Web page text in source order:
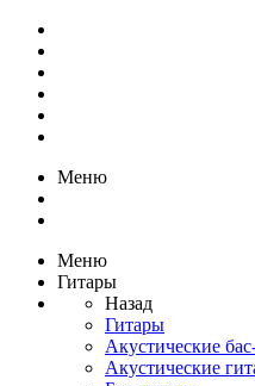
Меню
Меню
Гитары
Назад
Гитары
Акустические
Акустические